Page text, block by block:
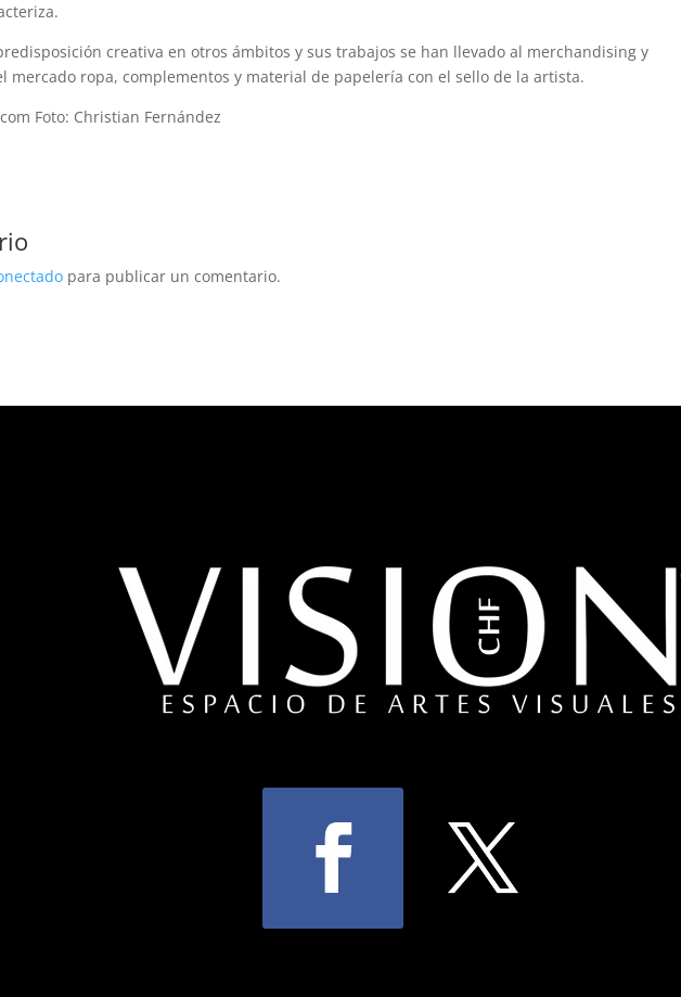
creativa en otros ámbitos y sus trabajos se han llevado al merchandising y
mercado ropa, complementos y material de papelería con el sello de la artista.
Foto: Christian Fernández
para publicar un comentario.